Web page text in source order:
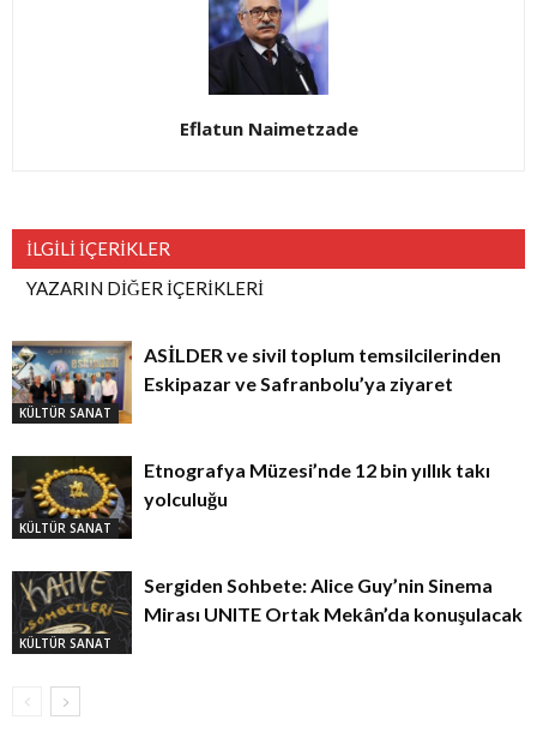
Eflatun Naimetzade
İLGİLİ İÇERİKLER
YAZARIN DİĞER İÇERİKLERİ
KÜLTÜR SANAT
ASİLDER ve sivil toplum temsilcilerinden
Eskipazar ve Safranbolu’ya ziyaret
KÜLTÜR SANAT
Etnografya Müzesi’nde 12 bin yıllık takı
yolculuğu
KÜLTÜR SANAT
Sergiden Sohbete: Alice Guy’nin Sinema
Mirası UNITE Ortak Mekân’da konuşulacak